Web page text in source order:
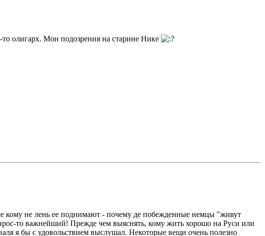
то олигарх. Мои подозрения на старине Нике
кому не лень ее поднимают - почему де побежденные немцы "живут
то важнейший! Прежде чем выяснять, кому жить хорошо на Руси или
я бы с удовольствием выслушал. Некоторые вещи очень полезно